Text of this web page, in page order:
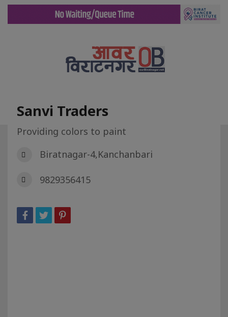
डिरेक्टरी Sanvi Traders
Sanvi Traders
Providing colors to paint
Biratnagar-4,Kanchanbari
9829356415